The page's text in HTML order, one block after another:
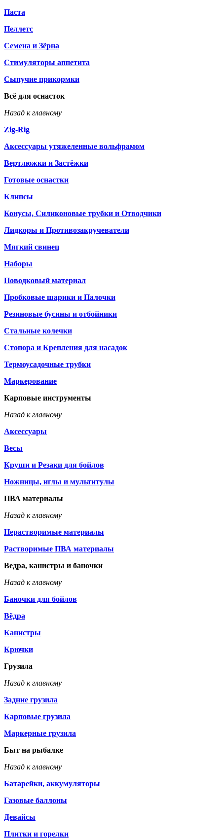
Паста
Пеллетс
Семена и Зёрна
Стимуляторы аппетита
Сыпучие прикормки
Всё для оснасток
Назад к главному
Zig-Rig
Аксессуары утяжеленные вольфрамом
Вертлюжки и Застёжки
Готовые оснастки
Клипсы
Конусы, Силиконовые трубки и Отводчики
Лидкоры и Противозакручеватели
Мягкий свинец
Наборы
Поводковый материал
Пробковые шарики и Палочки
Резиновые бусины и отбойники
Стальные колечки
Стопора и Крепления для насадок
Термоусадочные трубки
Маркерование
Карповые инструменты
Назад к главному
Аксессуары
Весы
Круши и Резаки для бойлов
Ножницы, иглы и мультитулы
ПВА материалы
Назад к главному
Нерастворимые материалы
Растворимые ПВА материалы
Ведра, канистры и баночки
Назад к главному
Баночки для бойлов
Вёдра
Канистры
Крючки
Грузила
Назад к главному
Задние грузила
Карповые грузила
Маркерные грузила
Быт на рыбалке
Назад к главному
Батарейки, аккумуляторы
Газовые баллоны
Девайсы
Плитки и горелки